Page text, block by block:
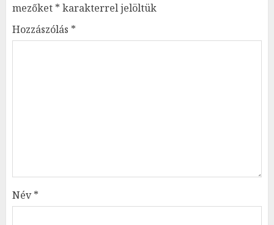
mezőket * karakterrel jelöltük
Hozzászólás *
Név*